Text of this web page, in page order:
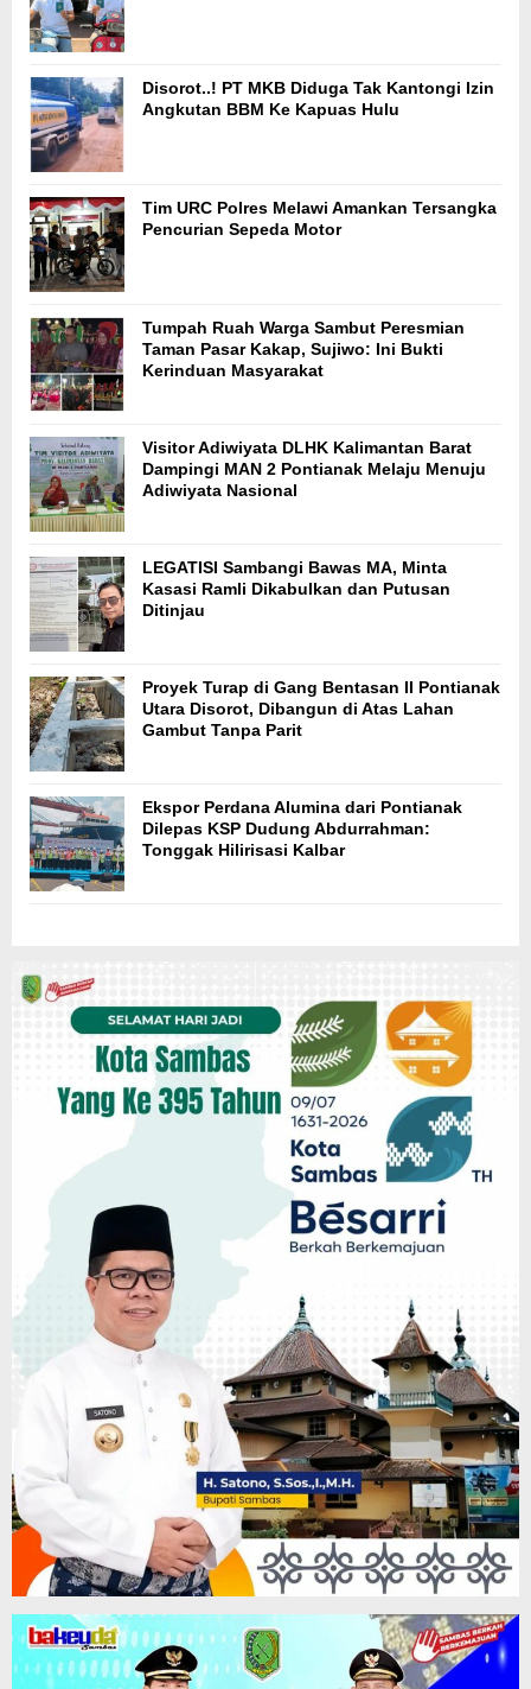
Disorot..! PT MKB Diduga Tak Kantongi Izin
Angkutan BBM Ke Kapuas Hulu
Tim URC Polres Melawi Amankan Tersangka
Pencurian Sepeda Motor
Tumpah Ruah Warga Sambut Peresmian
Taman Pasar Kakap, Sujiwo: Ini Bukti
Kerinduan Masyarakat
Visitor Adiwiyata DLHK Kalimantan Barat
Dampingi MAN 2 Pontianak Melaju Menuju
Adiwiyata Nasional
LEGATISI Sambangi Bawas MA, Minta
Kasasi Ramli Dikabulkan dan Putusan
Ditinjau
Proyek Turap di Gang Bentasan II Pontianak
Utara Disorot, Dibangun di Atas Lahan
Gambut Tanpa Parit
Ekspor Perdana Alumina dari Pontianak
Dilepas KSP Dudung Abdurrahman:
Tonggak Hilirisasi Kalbar